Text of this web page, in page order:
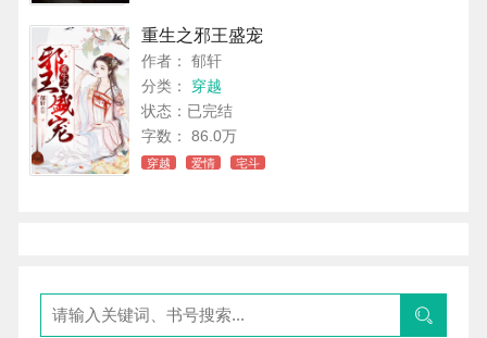
重生之邪王盛宠
作者： 郁轩
分类： 穿越
状态：已完结
字数： 86.0万
穿越 爱情 宅斗